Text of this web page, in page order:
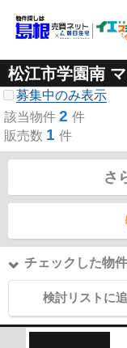
松江市学園南
募集中のみ表示
該当物件 2 件
販売数 1 件
さ
チェックした物
検討リストに